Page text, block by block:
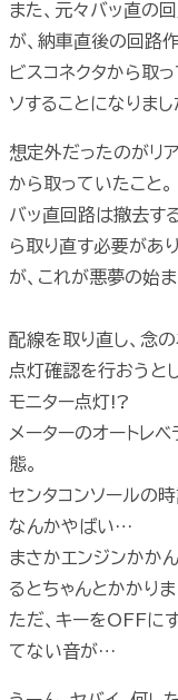
また、元々バッ直の
が、納車直後の回路
ビスコネクタから取
ソすることになりま
想定外だったのがリ
から取っていたこと。
バッ直回路は撤去す
ら取り直す必要があり
が、これが悪夢の始
配線を取り直し、念
点灯確認を行おうと
モニター点灯!?
メーターのオートレ
態。
センタコンソールの
なんかやばい…
まさかエンジンかか
るとちゃんとかかりま
ただ、キーをOFFに
てない音が…